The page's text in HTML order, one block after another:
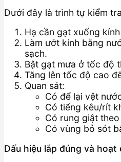
Dưới đây là trình tự kiểm
Hạ cần gạt xuống
Làm ướt kính bằng
sạch.
Bật gạt mưa ở tốc độ
Tăng lên tốc độ cao
Quan sát:
Có để lại vệt
Có tiếng kêu/rít
Có rung giật
Có vùng bỏ sót
Dấu hiệu lắp đúng và